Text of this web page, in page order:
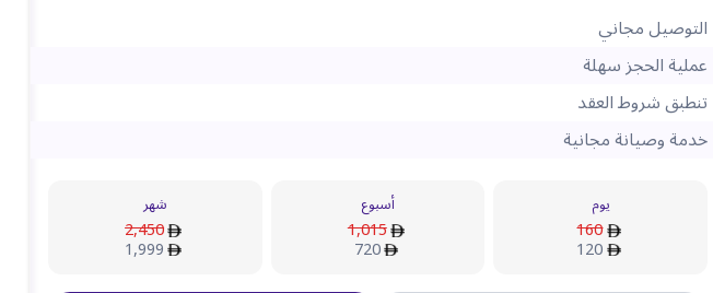
التوصيل مجاني
عملية الحجز سهلة
تنطبق شروط العقد
خدمة وصيانة مجانية
يوم
160
120
أسبوع
1,015
720
شهر
2,450
1,999